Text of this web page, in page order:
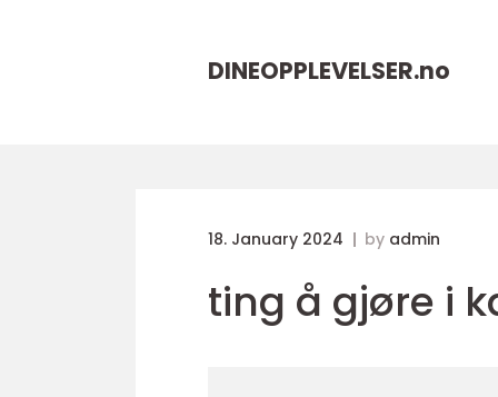
DINEOPPLEVELSER.no
18. January 2024 by admin
ting å gjøre i